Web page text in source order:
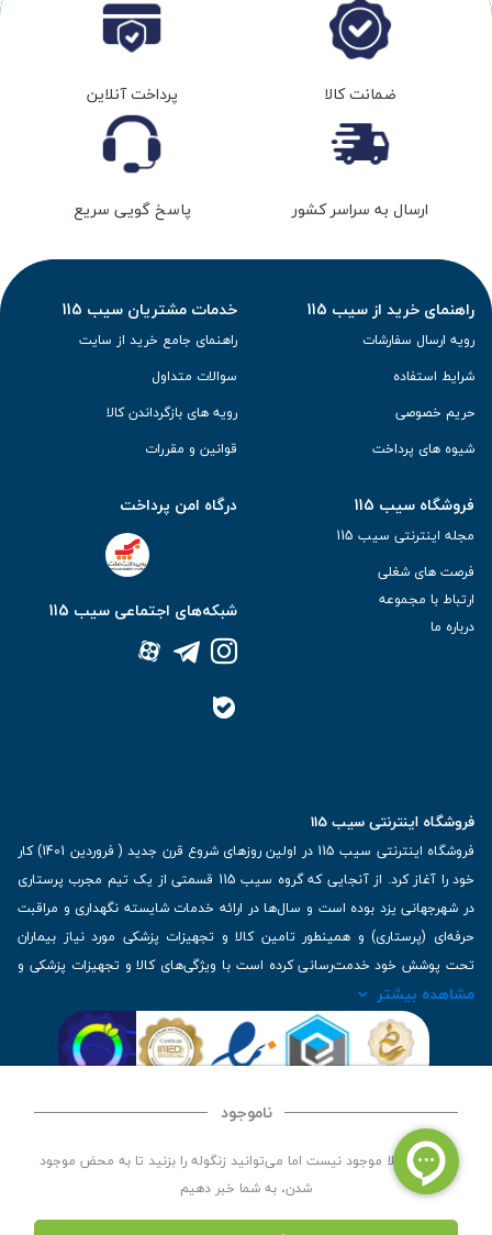
ناموجود
این کالا فعلا موجود نیست اما می‌توانید زنگوله را بزنید تا به محض موجود
شدن، به شما خبر دهیم
ضمانت کالا پرداخت آنلاین
ارسال به سراسر کشور پاسخ گویی سریع
راهنمای خرید از سیب 115
رویه ارسال سفارشات
شرایط استفاده
حریم خصوصی
شیوه های پرداخت
خدمات مشتریان سیب 115
راهنمای جامع خرید از سایت
سوالات متداول
رویه های بازگرداندن کالا
قوانین و مقررات
فروشگاه سیب 115
مجله اینترنتی سیب 115
فرصت های شغلی
ارتباط با مجموعه
درباره ما
درگاه امن پرداخت
شبکه‌های اجتماعی سیب 115
فروشگاه اینترنتی سیب 115
فروشگاه اینترنتی سیب 115 در اولین روزهای شروع قرن جدید ( فروردین 1401) کار
خود را آغاز کرد. از آنجایی که گروه سیب 115 قسمتی از یک تیم مجرب پرستاری
در شهرجهانی یزد بوده است و سال‌ها در ارائه خدمات شایسته نگهداری و مراقبت
حرفه‌ای (پرستاری) و همینطور تامین کالا و تجهیزات پزشکی مورد نیاز بیماران
تحت پوشش خود خدمت‌رسانی کرده است با ویژگی‌های کالا و تجهیزات پزشکی و
برترین برندهای موجود در بازار اطلاعات بسیار ارزشمندی را دارا می‌باشد
| تلفن تماس : 36333383-035 | ایمیل: Info@Sib115.com
مشاهده بیشتر
کلیه حقوق این سایت متعلق به سیب 115 ( فروشگاه لوازم پزشکی سیب 115 ) است، توسعه و
کدنویسی توسطسپکام سیستم